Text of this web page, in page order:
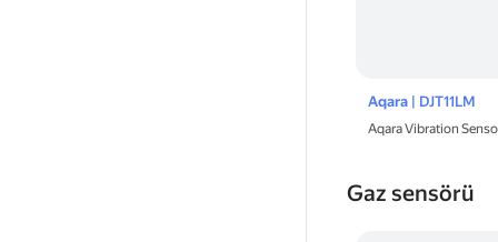
Aqara| DJT11LM
Aqara Vibration
Gaz sensörü